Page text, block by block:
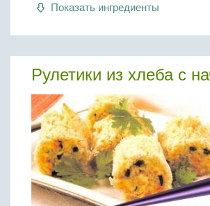
Показать ингредиенты
Рулетики из хлеба с